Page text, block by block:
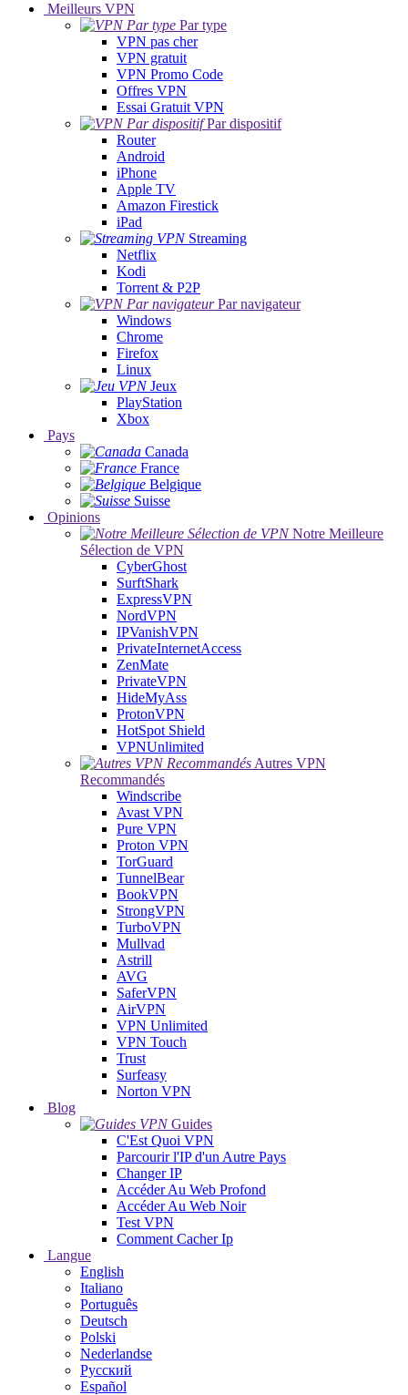
Meilleurs VPN
Par type
VPN pas cher
VPN gratuit
VPN Promo Code
Offres VPN
Essai Gratuit VPN
Par dispositif
Router
Android
iPhone
Apple TV
Amazon Firestick
iPad
Streaming
Netflix
Kodi
Torrent & P2P
Par navigateur
Windows
Chrome
Firefox
Linux
Jeux
PlayStation
Xbox
Pays
Canada
France
Belgique
Suisse
Opinions
Notre Meilleure
Sélection de VPN
CyberGhost
SurftShark
ExpressVPN
NordVPN
IPVanishVPN
PrivateInternetAccess
ZenMate
PrivateVPN
HideMyAss
ProtonVPN
HotSpot Shield
VPNUnlimited
Autres VPN
Recommandés
Windscribe
Avast VPN
Pure VPN
Proton VPN
TorGuard
TunnelBear
BookVPN
StrongVPN
TurboVPN
Mullvad
Astrill
AVG
SaferVPN
AirVPN
VPN Unlimited
VPN Touch
Trust
Surfeasy
Norton VPN
Blog
Guides
C'Est Quoi VPN
Parcourir l'IP d'un Autre Pays
Changer IP
Accéder Au Web Profond
Accéder Au Web Noir
Test VPN
Comment Cacher Ip
Langue
English
Italiano
Português
Deutsch
Polski
Nederlandse
Русский
Español